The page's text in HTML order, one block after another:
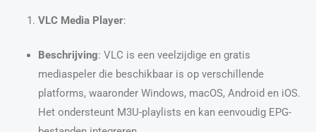
VLC Media Player:
Beschrijving: VLC is een veelzijdige en gratis
mediaspeler die beschikbaar is op verschillende
platforms, waaronder Windows, macOS, Android en iOS.
Het ondersteunt M3U-playlists en kan eenvoudig EPG-